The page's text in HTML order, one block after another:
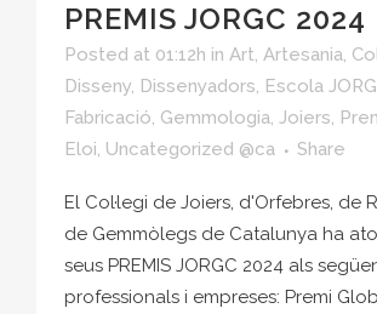
PREMIS JORGC 2024
Posted at 01:12h in Art, Artesania,
Disseny, Dissenyadors, Escola
Fabricació, Gemmologia, Joiers,
Eloi, Uncategorized @ca Share
El Col·legi de Joiers, d'Orfebres, de
de Gemmòlegs de Catalunya ha
seus PREMIS JORGC 2024 als
professionals i empreses: Premi